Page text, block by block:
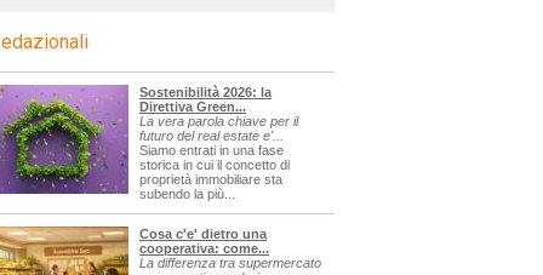
Sostenibilità 2026: la
Direttiva Green...
La vera parola chiave per il
futuro del real estate e'...
Siamo entrati in una fase
storica in cui il concetto di
proprietà immobiliare sta
subendo la più...
Cosa c'e' dietro una
cooperativa: come...
La differenza tra supermercato